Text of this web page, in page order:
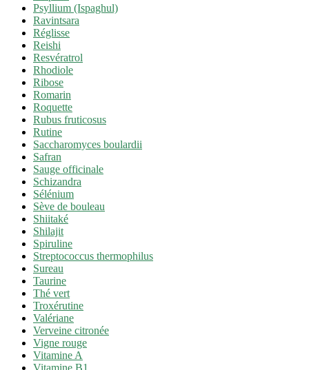
Psyllium (Ispaghul)
Ravintsara
Réglisse
Reishi
Resvératrol
Rhodiole
Ribose
Romarin
Roquette
Rubus fruticosus
Rutine
Saccharomyces boulardii
Safran
Sauge officinale
Schizandra
Sélénium
Sève de bouleau
Shiitaké
Shilajit
Spiruline
Streptococcus thermophilus
Sureau
Taurine
Thé vert
Troxérutine
Valériane
Verveine citronée
Vigne rouge
Vitamine A
Vitamine B1